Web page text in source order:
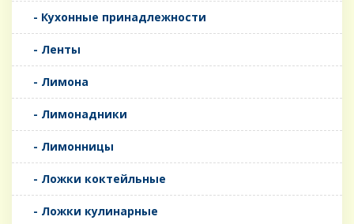
- Кухонные принадлежности
- Ленты
- Лимона
- Лимонадники
- Лимонницы
- Ложки коктейльные
- Ложки кулинарные